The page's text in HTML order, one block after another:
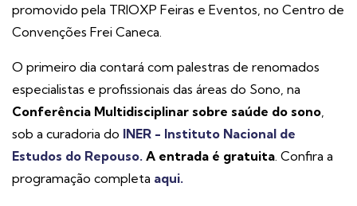
promovido pela TRIOXP Feiras e Eventos, no Centro de
Convenções Frei Caneca.
O primeiro dia contará com palestras de renomados
especialistas e profissionais das áreas do Sono, na
Conferência Multidisciplinar sobre saúde do sono,
sob a curadoria do INER - Instituto Nacional de
Estudos do Repouso. A entrada é gratuita. Confira a
programação completa aqui.